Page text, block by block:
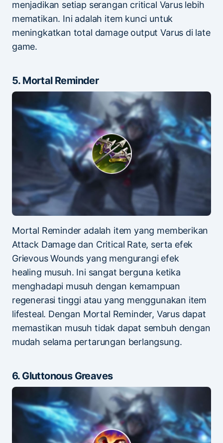
menjadikan setiap serangan critical Varus lebih
mematikan. Ini adalah item kunci untuk
meningkatkan total damage output Varus di late
game.
5. Mortal Reminder
Mortal Reminder adalah item yang memberikan
Attack Damage dan Critical Rate, serta efek
Grievous Wounds yang mengurangi efek
healing musuh. Ini sangat berguna ketika
menghadapi musuh dengan kemampuan
regenerasi tinggi atau yang menggunakan item
lifesteal. Dengan Mortal Reminder, Varus dapat
memastikan musuh tidak dapat sembuh dengan
mudah selama pertarungan berlangsung.
6. Gluttonous Greaves